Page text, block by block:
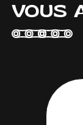
VOUS